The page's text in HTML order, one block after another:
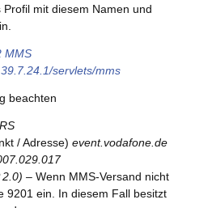
mit diesem Namen und
MMS
servlets/mms
beachten
/ Adresse) event.vodafone.de
2.0) – Wenn MMS-Versand nicht
9201 ein. In diesem Fall besitzt